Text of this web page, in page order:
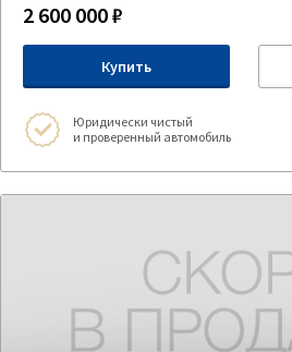
2 600 000 ₽
Купить
Юридически чистый
и проверенный автомобиль